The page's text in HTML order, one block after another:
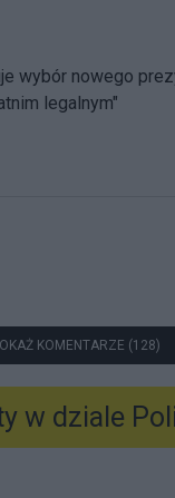
wybór nowego
legalnym"
KOMENTARZE (128)
w dziale